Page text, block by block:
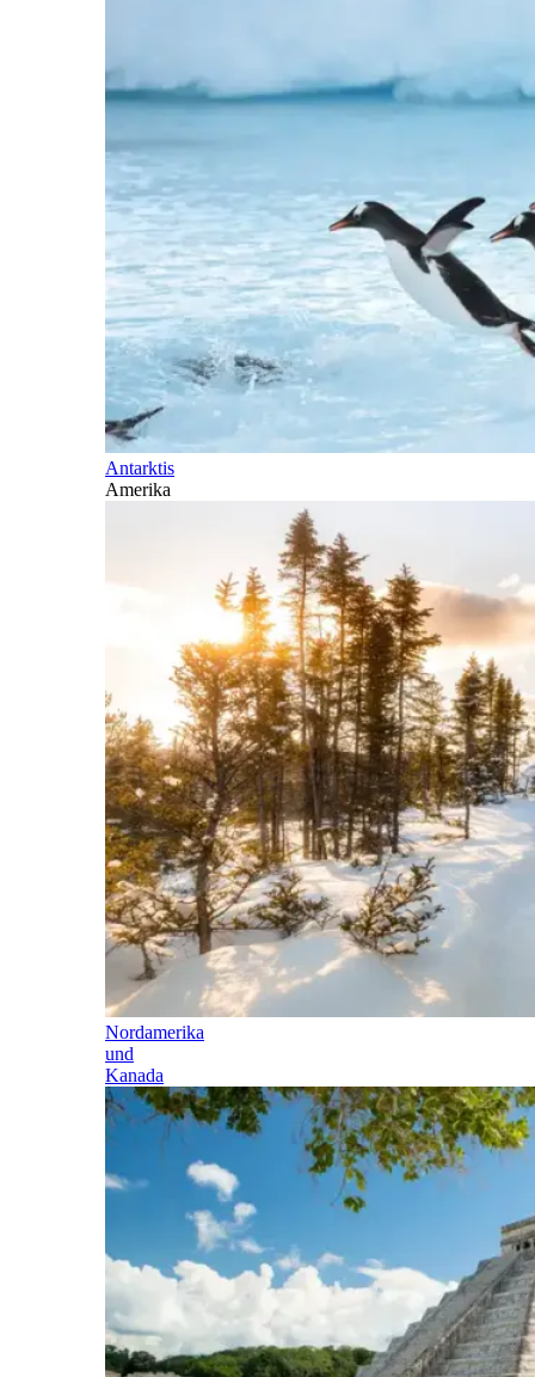
Antarktis
Amerika
Nordamerika
und
Kanada